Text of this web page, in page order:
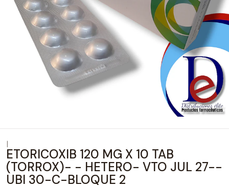
ETORICOXIB 120 MG X 10 TAB
(TORROX)- - HETERO- VTO JUL 27--
UBI 30-C-BLOQUE 2